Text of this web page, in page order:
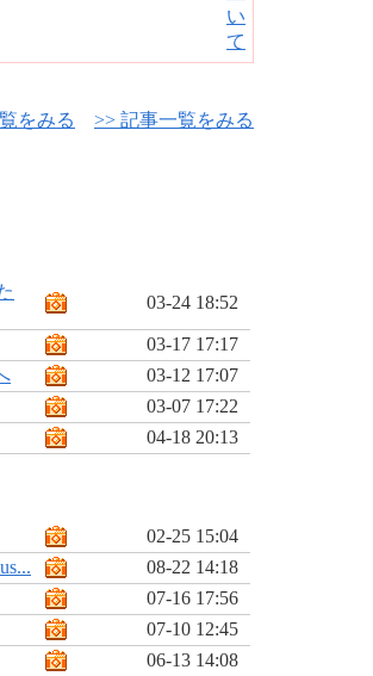
をみる >> 記事一覧をみる
03-24 18:52
03-17 17:17
03-12 17:07
03-07 17:22
04-18 20:13
02-25 15:04
08-22 14:18
07-16 17:56
07-10 12:45
06-13 14:08